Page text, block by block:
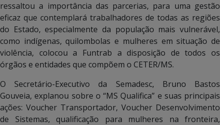
ressaltou a importância das parcerias, para uma gestão
eficaz que contemplará trabalhadores de todas as regiões
do Estado, especialmente da população mais vulnerável,
como indígenas, quilombolas e mulheres em situação de
violência, colocou a Funtrab a disposição de todos os
órgãos e entidades que compõem o CETER/MS.
O Secretário-Executivo da Semadesc, Bruno Bastos
Gouveia, explanou sobre o “MS Qualifica” e suas principais
ações: Voucher Transportador, Voucher Desenvolvimento
de Sistemas, qualificação para mulheres na fronteira,